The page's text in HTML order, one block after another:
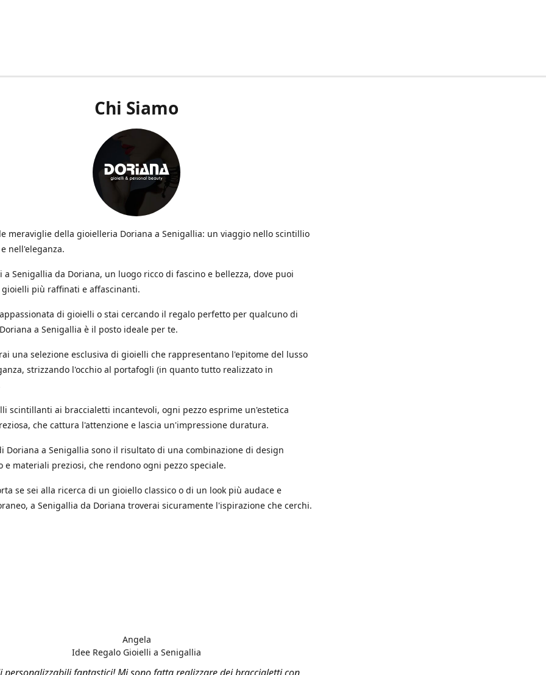
Chi Siamo
meraviglie della gioielleria Doriana a Senigallia: un viaggio nello scintillio
nell'eleganza.
a Senigallia da Doriana, un luogo ricco di fascino e bellezza, dove puoi
più raffinati e affascinanti.
di gioielli o stai cercando il regalo perfetto per qualcuno di
a Senigallia è il posto ideale per te.
una selezione esclusiva di gioielli che rappresentano l'epitome del lusso
strizzando l'occhio al portafogli (in quanto tutto realizzato in
scintillanti ai braccialetti incantevoli, ogni pezzo esprime un'estetica
che cattura l'attenzione e lascia un'impressione duratura.
Doriana a Senigallia sono il risultato di una combinazione di design
e materiali preziosi, che rendono ogni pezzo speciale.
se sei alla ricerca di un gioiello classico o di un look più audace e
a Senigallia da Doriana troverai sicuramente l'ispirazione che cerchi.
Angela
Idee Regalo Gioielli a Senigallia